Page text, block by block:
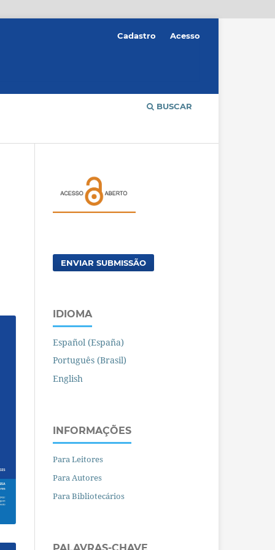
BUSCAR
Cadastro Acesso
ENVIAR SUBMISSÃO
IDIOMA
Español (España)
Português (Brasil)
English
INFORMAÇÕES
Para Leitores
Para Autores
Para Bibliotecários